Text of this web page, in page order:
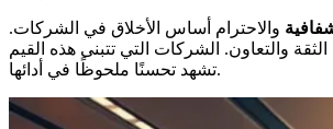
والاحترام أساس الأخلاق في الشركات.
والتعاون. الشركات التي تتبنى هذه القيم
تشهد تحسنًا ملحوظًا في أدائها.